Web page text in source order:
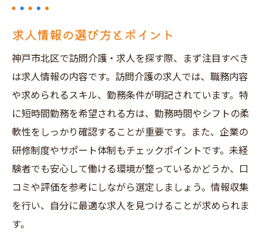
求人情報の選び方とポイント
神戸市北区で訪問介護・求人を探す際、まず注目すべき
は求人情報の内容です。訪問介護の求人では、職務内容
や求められるスキル、勤務条件が明記されています。特
に短時間勤務を希望される方は、勤務時間やシフトの柔
軟性をしっかり確認することが重要です。また、企業の
研修制度やサポート体制もチェックポイントです。未経
験者でも安心して働ける環境が整っているかどうか、口
コミや評価を参考にしながら選定しましょう。情報収集
を行い、自分に最適な求人を見つけることが求められま
す。